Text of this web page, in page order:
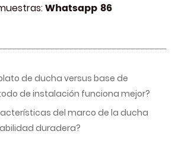
Whatsapp 86
plato de ducha versus base de
de instalación funciona mejor?
del marco de la ducha
duradera?